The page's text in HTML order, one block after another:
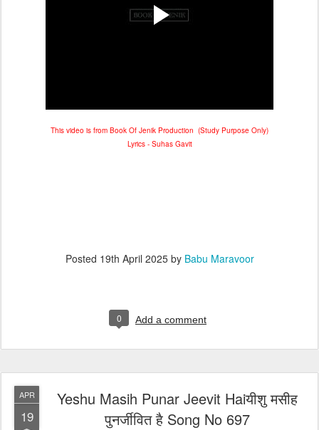
This video is from Book Of Jenik Production (Study Purpose Only)
Lyrics - Suhas Gavit
Posted 19th April 2025by Babu Maravoor
0 Add a comment
APR
19
Yeshu Masih Punar Jeevit Haiयीशु मसीह
पुनर्जीवित है Song No 697